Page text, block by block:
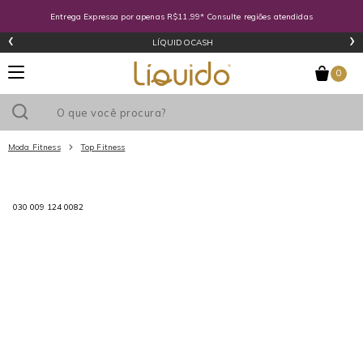
Entrega Expressa por apenas R$11,99* Consulte regiões atendidas
LÍQUIDOCASH
‹ ›
0
Moda Fitness Top Fitness
030 009 124 0082